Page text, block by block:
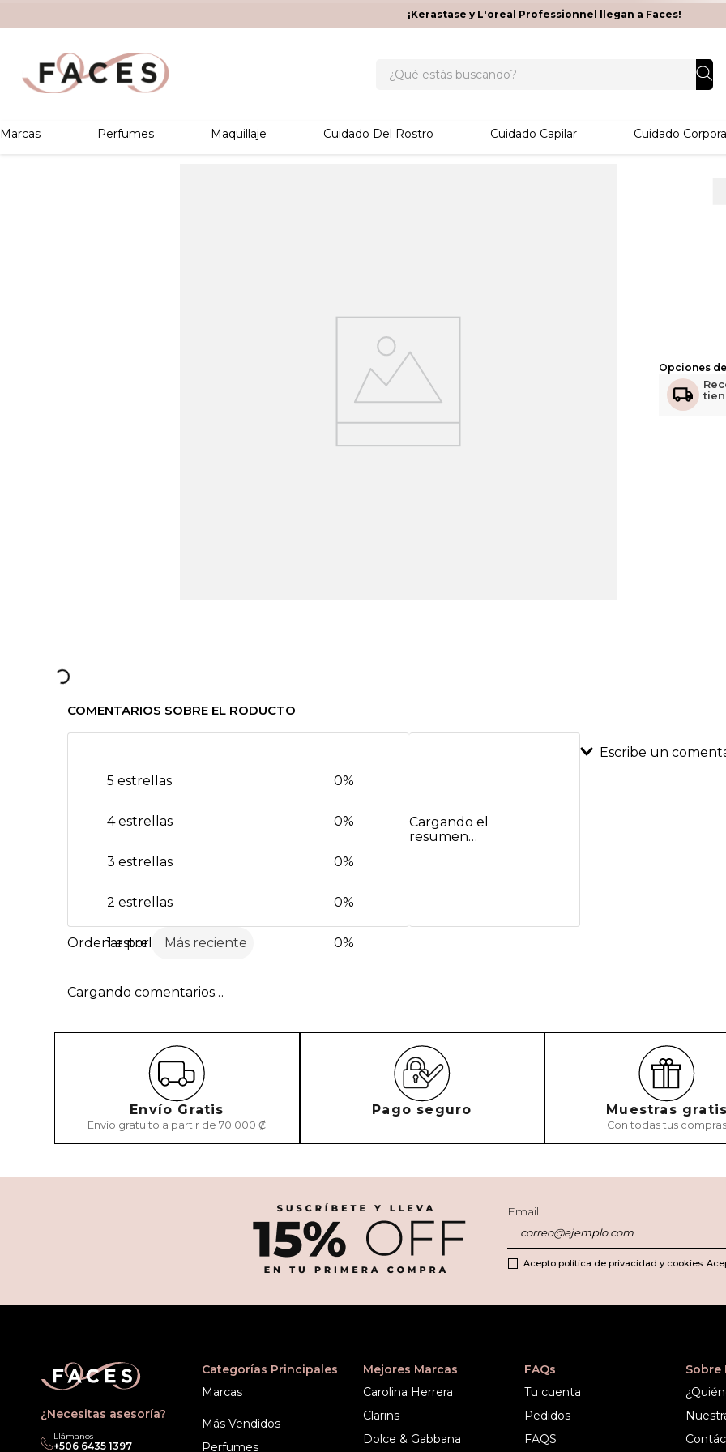
¡Kerastase y L'oreal Professionnel llegan a Faces!
Marcas Perfumes Maquillaje Cuidado Del Rostro Cuidado Capilar Cuidado
Opciones
COMENTARIOS SOBRE EL RODUCTO
Cargando el
resumen…
5 estrellas 0%
4 estrellas 0%
3 estrellas 0%
2 estrellas 0%
1 estrella 0%
Escribe un
Escribe un
Más reciente
Cargando comentarios…
Envío Gratis
Envío gratuito a partir de 70.000 ₡
Pago seguro Muestras gratis
Con todas tus compras
Email
Acepto política de privacidad y cookies.
¿Necesitas asesoría?
Llámanos
+506 6435 1397
Categorías Principales
Marcas
Más Vendidos
Perfumes
Mejores Marcas
Carolina Herrera
Clarins
Dolce & Gabbana
FAQs
Tu cuenta
Pedidos
FAQS
Sobre